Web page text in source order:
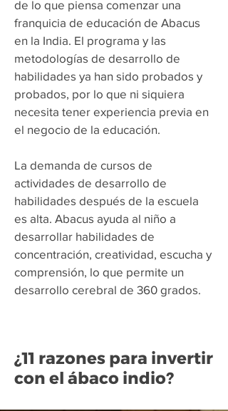
de lo que piensa comenzar una
franquicia de educación de Abacus
en la India. El programa y las
metodologías de desarrollo de
habilidades ya han sido probados y
probados, por lo que ni siquiera
necesita tener experiencia previa en
el negocio de la educación.
La demanda de cursos de
actividades de desarrollo de
habilidades después de la escuela
es alta. Abacus ayuda al niño a
desarrollar habilidades de
concentración, creatividad, escucha y
comprensión, lo que permite un
desarrollo cerebral de 360 grados.
¿11 razones para invertir
con el ábaco indio?